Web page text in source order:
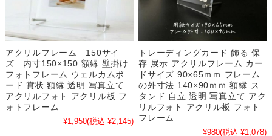
アクリルフレーム 150サイ
ズ 内寸150×150 額縁 壁掛け
フォトフレーム ウェルカムボ
ード 賞状 額縁 透明 写真立て
アクリルフォト アクリル板 フ
ォトフレーム
¥1,950(税込 ¥2,145)
トレーディングカード 飾る 保
存 展示 アクリルフレーム カー
ドサイズ 90×65ｍｍ フレーム
の外寸法 140×90ｍｍ 額縁 ス
タンド 自立 透明 写真立て アク
リルフォト アクリル板 フォト
フレーム
¥980(税込 ¥1,078)